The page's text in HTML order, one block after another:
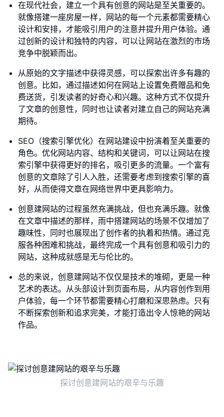
在现代社会，建立一个具有创意的网站是至关重要的。
就像搭建一座房屋一样，网站的每一个元素都需要精心
设计和安排，才能吸引用户的注意并提升用户体验。通
过创新的设计和独特的内容，可以让网站在激烈的市场
竞争中脱颖而出。
从原始的文字描述中获得灵感，可以探索出许多有趣的
创意。比如，通过描述如何在网站上设置免费赠品和免
费送货，引发读者的好奇心和兴趣。这种方式不仅提升
了文章的创意性，同时也让读者对建立自己的网站充满
期待。
SEO（搜索引擎优化）在网站建设中扮演着至关重要的
角色。优化网站内容、结构和关键词，可以让网站在搜
索引擎中获得更好的排名，吸引更多的流量。一个富有
创意的文章除了引人入胜，还需要考虑到搜索引擎的喜
好，从而使得文章在网络世界中更具影响力。
创意建网站的过程虽然充满挑战，但也充满乐趣。就像
在文章中描述的那样，雨中搭建网站的场景不仅增加了
趣味性，同时也展现出了创作者的执着和热情。通过克
服各种困难和挑战，最终完成一个具有创意和吸引力的
网站，这种成就感是无与伦比的。
总的来说，创意建网站不仅仅是技术的堆砌，更是一种
艺术的表达。从头部设计到页面布局，从内容创作到用
户体验，每一个环节都需要精心打磨和深思熟虑。只有
不断探索创新和追求完美，才能打造出令人惊艳的网站
作品。
探讨创意建网站的艰辛与乐趣